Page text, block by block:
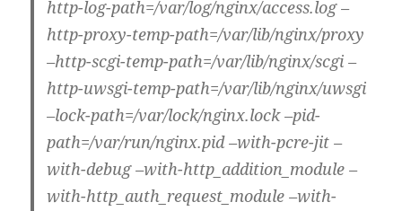
http-log-path=/var/log/nginx/access.log –
http-proxy-temp-path=/var/lib/nginx/proxy
–http-scgi-temp-path=/var/lib/nginx/scgi –
http-uwsgi-temp-path=/var/lib/nginx/uwsgi
–lock-path=/var/lock/nginx.lock –pid-
path=/var/run/nginx.pid –with-pcre-jit –
with-debug –with-http_addition_module –
with-http_auth_request_module –with-